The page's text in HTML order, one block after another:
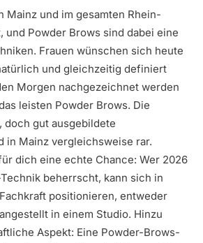
Mainz und im gesamten Rhein-
und Powder Brows sind dabei eine
Frauen wünschen sich heute
und gleichzeitig definiert
Morgen nachgezeichnet werden
leisten Powder Brows. Die
doch gut ausgebildete
in Mainz vergleichsweise rar.
dich eine echte Chance: Wer 2026
beherrscht, kann sich in
positionieren, entweder
in einem Studio. Hinzu
Aspekt: Eine Powder-Brows-